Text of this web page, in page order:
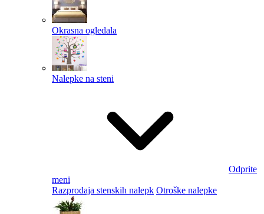
Okrasna ogledala
Nalepke na steni
Odprite
meni
Razprodaja stenskih nalepk Otroške nalepke